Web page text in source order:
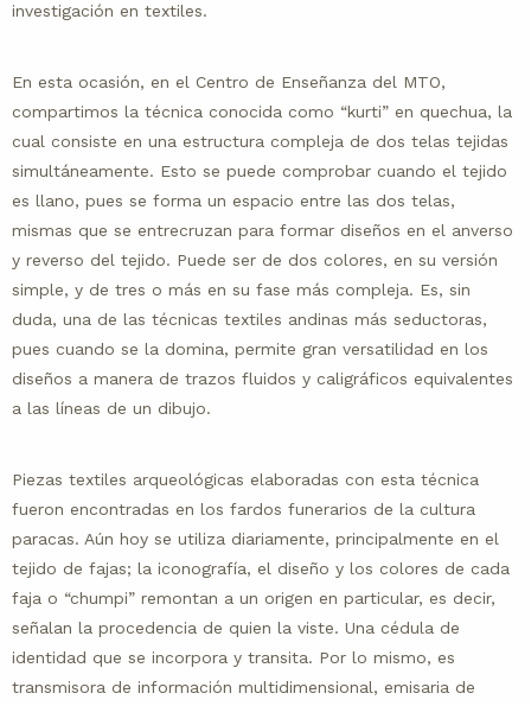
investigación en textiles.
En esta ocasión, en el Centro de Enseñanza del MTO,
compartimos la técnica conocida como “kurti” en quechua, la
cual consiste en una estructura compleja de dos telas tejidas
simultáneamente. Esto se puede comprobar cuando el tejido
es llano, pues se forma un espacio entre las dos telas,
mismas que se entrecruzan para formar diseños en el anverso
y reverso del tejido. Puede ser de dos colores, en su versión
simple, y de tres o más en su fase más compleja. Es, sin
duda, una de las técnicas textiles andinas más seductoras,
pues cuando se la domina, permite gran versatilidad en los
diseños a manera de trazos fluidos y caligráficos equivalentes
a las líneas de un dibujo.
Piezas textiles arqueológicas elaboradas con esta técnica
fueron encontradas en los fardos funerarios de la cultura
paracas. Aún hoy se utiliza diariamente, principalmente en el
tejido de fajas; la iconografía, el diseño y los colores de cada
faja o “chumpi” remontan a un origen en particular, es decir,
señalan la procedencia de quien la viste. Una cédula de
identidad que se incorpora y transita. Por lo mismo, es
transmisora de información multidimensional, emisaria de